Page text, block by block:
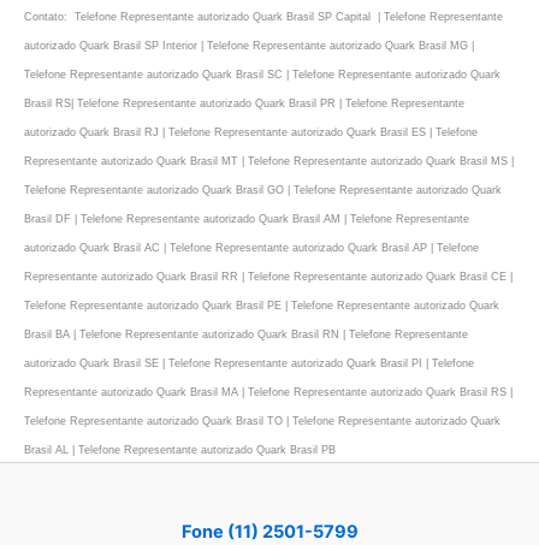
Contato: Telefone Representante autorizado Quark Brasil SP Capital | Telefone Representante
autorizado Quark Brasil SP Interior | Telefone Representante autorizado Quark Brasil MG |
Telefone Representante autorizado Quark Brasil SC | Telefone Representante autorizado Quark
Brasil RS| Telefone Representante autorizado Quark Brasil PR | Telefone Representante
autorizado Quark Brasil RJ | Telefone Representante autorizado Quark Brasil ES | Telefone
Representante autorizado Quark Brasil MT | Telefone Representante autorizado Quark Brasil MS |
Telefone Representante autorizado Quark Brasil GO | Telefone Representante autorizado Quark
Brasil DF | Telefone Representante autorizado Quark Brasil AM | Telefone Representante
autorizado Quark Brasil AC | Telefone Representante autorizado Quark Brasil AP | Telefone
Representante autorizado Quark Brasil RR | Telefone Representante autorizado Quark Brasil CE |
Telefone Representante autorizado Quark Brasil PE | Telefone Representante autorizado Quark
Brasil BA | Telefone Representante autorizado Quark Brasil RN | Telefone Representante
autorizado Quark Brasil SE | Telefone Representante autorizado Quark Brasil PI | Telefone
Representante autorizado Quark Brasil MA | Telefone Representante autorizado Quark Brasil RS |
Telefone Representante autorizado Quark Brasil TO | Telefone Representante autorizado Quark
Brasil AL | Telefone Representante autorizado Quark Brasil PB
Fone (11) 2501-5799